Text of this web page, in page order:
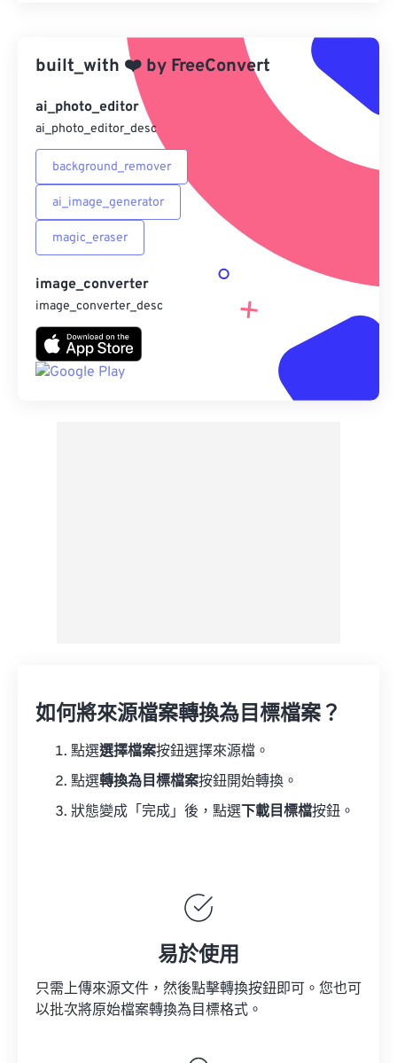
另存為預設
built_with ❤️ by FreeConvert
ai_photo_editor
ai_photo_editor_desc
background_remover
ai_image_generator
magic_eraser
image_converter
image_converter_desc
如何將來源檔案轉換為目標檔案？
點選選擇檔案按鈕選擇來源檔。
點選轉換為目標檔案按鈕開始轉換。
狀態變成「完成」後，點選 下載目標檔按鈕。
易於使用
只需上傳來源文件，然後點擊轉換按鈕即可。您也可
以批次將原始檔案轉換為目標格式。